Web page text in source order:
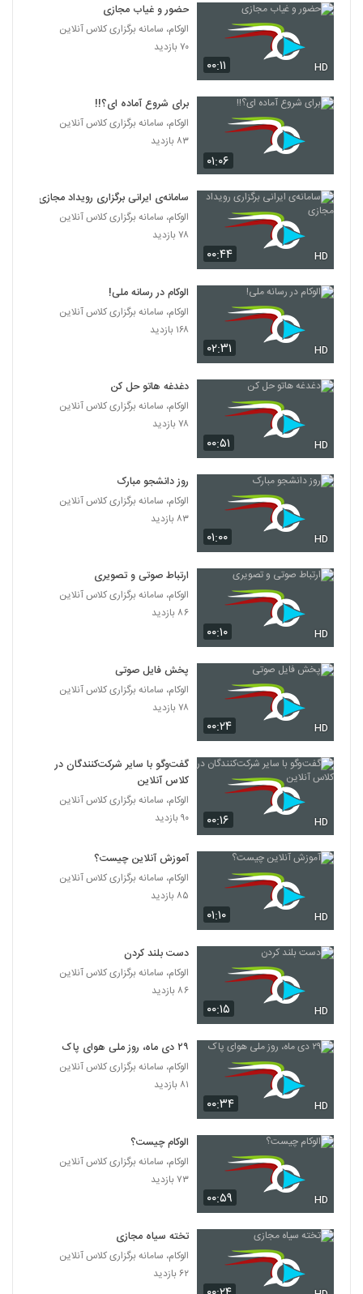
۰۰:۱۱ HD
حضور‌ و غیاب مجازی
الوکام، سامانه برگزاری کلاس آنلاین
۷۰ بازدید
۰۱:۰۶
برای شروع آماده ای؟!!
الوکام، سامانه برگزاری کلاس آنلاین
۸۳ بازدید
۰۰:۴۴ HD
سامانه‌ی ایرانی برگزاری رویداد مجازی
الوکام، سامانه برگزاری کلاس آنلاین
۷۸ بازدید
۰۲:۳۱ HD
الوکام در رسانه ملی!
الوکام، سامانه برگزاری کلاس آنلاین
۱۶۸ بازدید
۰۰:۵۱ HD
دغدغه هاتو حل کن
الوکام، سامانه برگزاری کلاس آنلاین
۷۸ بازدید
۰۱:۰۰ HD
روز دانشجو مبارک
الوکام، سامانه برگزاری کلاس آنلاین
۸۳ بازدید
۰۰:۱۰ HD
ارتباط صوتی و تصویری
الوکام، سامانه برگزاری کلاس آنلاین
۸۶ بازدید
۰۰:۲۴ HD
پخش فایل صوتی
الوکام، سامانه برگزاری کلاس آنلاین
۷۸ بازدید
۰۰:۱۶ HD
گفت‌و‌گو با سایر شرکت‌کنندگان در
کلاس آنلاین
الوکام، سامانه برگزاری کلاس آنلاین
۹۰ بازدید
۰۱:۱۰ HD
آموزش آنلاین چیست؟
الوکام، سامانه برگزاری کلاس آنلاین
۸۵ بازدید
۰۰:۱۵ HD
دست بلند کردن
الوکام، سامانه برگزاری کلاس آنلاین
۸۶ بازدید
۰۰:۳۴ HD
۲۹ دی ماه، روز ملی هوای پاک
الوکام، سامانه برگزاری کلاس آنلاین
۸۱ بازدید
۰۰:۵۹ HD
الوکام چیست؟
الوکام، سامانه برگزاری کلاس آنلاین
۷۳ بازدید
تخته سیاه مجازی
الوکام، سامانه برگزاری کلاس آنلاین
۶۲ بازدید